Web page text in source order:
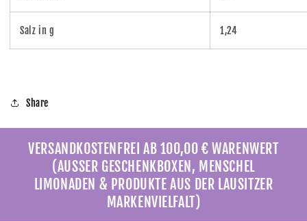
Salz in g 1,24
Share
VERSANDKOSTENFREI AB 100,00 € WARENWERT
(AUSSER GESCHENKBOXEN, MENSCHEL
LIMONADEN & PRODUKTE AUS DER LAUSITZER
MARKENVIELFALT)